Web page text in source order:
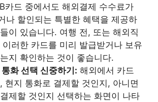
카드 중에서도 해외결제 수수료가
나 할인되는 특별한 혜택을 제공하
이 있습니다. 여행 전, 또는 해외직
이러한 카드를 미리 발급받거나 보유
지 확인하는 것이 좋습니다.
화 선택 신중하기: 해외에서 카드
현지 통화로 결제할 것인지, 아니면
제할 것인지 선택하는 화면이 나타